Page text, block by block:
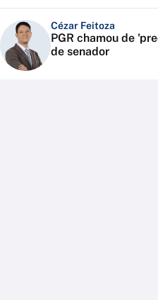
Cézar Feitoza
PGR chamou de
de senador